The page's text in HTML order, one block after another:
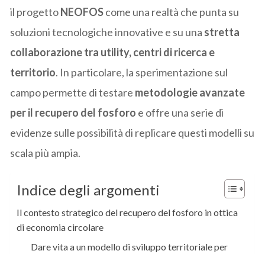
il progettoNEOFOScome una realtà che punta su
soluzioni tecnologiche innovative e su una stretta
collaborazione tra utility, centri di ricerca e
territorio. In particolare, la sperimentazione sul
campo permette di testare metodologie avanzate
per il recupero del fosforo e offre una serie di
evidenze sulle possibilità di replicare questi modelli su
scala più ampia.
Indice degli argomenti
Il contesto strategico del recupero del fosforo in ottica
di economia circolare
Dare vita a un modello di sviluppo territoriale per